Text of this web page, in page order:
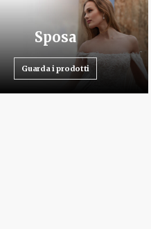
Sposa
Guarda i prodotti